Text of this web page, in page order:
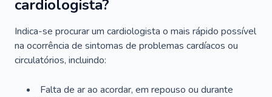
cardiologista?
Indica-se procurar um cardiologista o mais rápido possível
na ocorrência de sintomas de problemas cardíacos ou
circulatórios, incluindo:
Falta de ar ao acordar, em repouso ou durante